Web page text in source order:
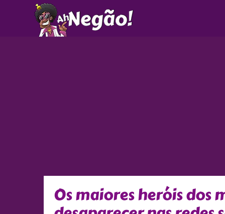
Os maiores heróis dos